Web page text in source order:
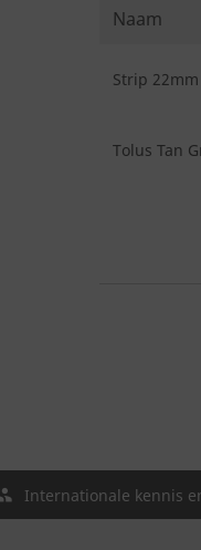
Naam
Strip 22mm
Tolus Tan
Internationale kennis